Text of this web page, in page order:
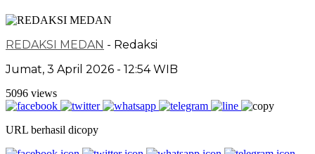
REDAKSI MEDAN - Redaksi
Jumat, 3 April 2026 - 12:54 WIB
5096 views
URL berhasil dicopy